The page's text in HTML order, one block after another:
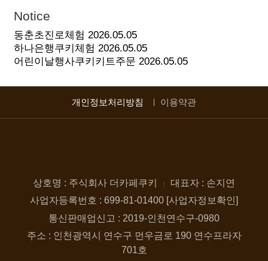
Notice
동춘초진로체험 2026.05.05
하나은행쿠키체험 2026.05.05
어린이날행사쿠키키트주문 2026.05.05
개인정보처리방침 이용약관
상호명 : 주식회사 더카페쿠키
대표자 : 손지연
사업자등록번호 : 699-81-01400 [사업자정보확인]
통신판매업신고 : 2019-인천연수구-0980
주소 : 인천광역시 연수구 먼우금로 190 연수프라자
701호